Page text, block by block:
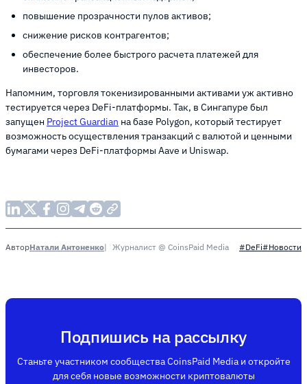
повышение прозрачности пулов активов;
снижение рисков контрагентов;
обеспечение более быстрого расчета платежей для
инвесторов.
Напомним, торговля токенизированными активами уж активно
тестируется через DeFi-платформы. Так, в Сингапуре был
запущен Project Guardian на базе Polygon, который тестирует
возможность осуществления транзакций с валютой и ценными
бумагами через DeFi-платформы Aave и Uniswap.
АвторНатали Антоненко Журналист @ CoinsPaid Media #DeFi#Новости
Подпишись на рассылку
Станьте участником сообщества CoinsPaid Media и откройте
для себя новые возможности криптовалюты